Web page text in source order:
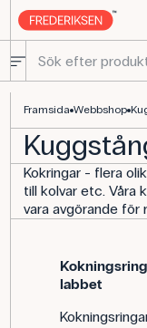
Framsida Webbshop
Kokringar - flera
till kolvar etc. Våra
vara avgörande
labbet